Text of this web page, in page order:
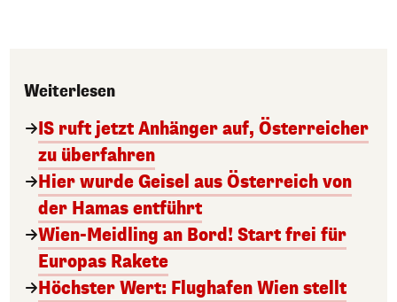
Weiterlesen
IS ruft jetzt Anhänger auf, Österreicher
zu überfahren
Hier wurde Geisel aus Österreich von
der Hamas entführt
Wien-Meidling an Bord! Start frei für
Europas Rakete
Höchster Wert: Flughafen Wien stellt